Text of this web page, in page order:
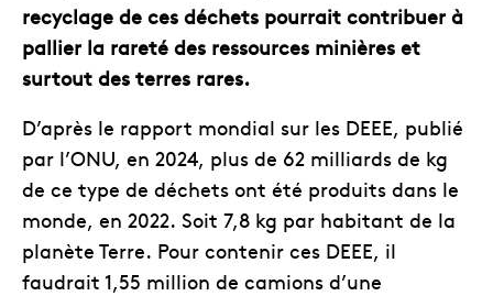
recyclage de ces déchets pourrait contribuer à
pallier la rareté des ressources minières et
surtout des terres rares.
D’après le rapport mondial sur les DEEE, publié
par l’ONU, en 2024, plus de 62 milliards de kg
de ce type de déchets ont été produits dans le
monde, en 2022. Soit 7,8 kg par habitant de la
planète Terre. Pour contenir ces DEEE, il
faudrait 1,55 million de camions d’une